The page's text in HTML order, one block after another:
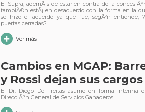
El Supra, ademÃ¡s de estar en contra de la
tambiÃ©n estÃ¡ en desacuerdo con la forma en la
se hizo el acuerdo ya que fue, segÃºn entiende,
puertas cerradas?
Ver más
Cambios en MGAP:
y Rossi dejan sus cargos
El Dr. Diego De Freitas asume en forma interina
DirecciÃ³n General de Servicios Ganaderos